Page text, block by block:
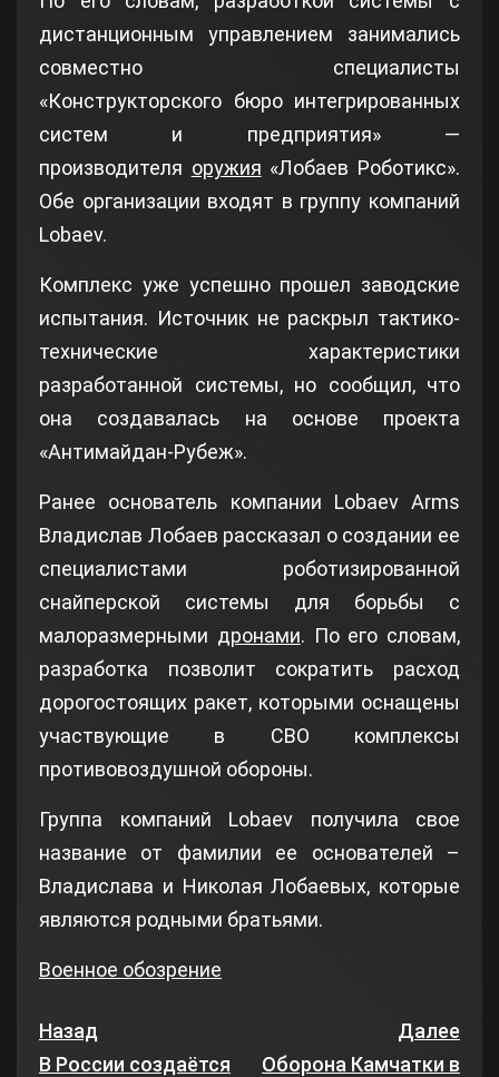
дистанционным управлением занимались
совместно специалисты
«Конструкторского бюро интегрированных
систем и предприятия» —
производителя оружия «Лобаев Роботикс».
Обе организации входят в группу компаний
Lobaev.
Комплекс уже успешно прошел заводские
испытания. Источник не раскрыл тактико-
технические характеристики
разработанной системы, но сообщил, что
она создавалась на основе проекта
«Антимайдан-Рубеж».
Ранее основатель компании Lobaev Arms
Владислав Лобаев рассказал о создании ее
специалистами роботизированной
снайперской системы для борьбы с
малоразмерными дронами. По его словам,
разработка позволит сократить расход
дорогостоящих ракет, которыми оснащены
участвующие в СВО комплексы
противовоздушной обороны.
Группа компаний Lobaev получила свое
название от фамилии ее основателей –
Владислава и Николая Лобаевых, которые
являются родными братьями.
Военное обозрение
Назад
В России создаётся
Далее
Оборона Камчатки в